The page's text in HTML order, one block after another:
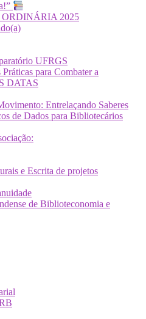
2025
UFRGS
para Combater a
DATAS
Entrelaçando Saberes
de Dados para Bibliotecários
e Escrita de projetos
de Biblioteconomia e